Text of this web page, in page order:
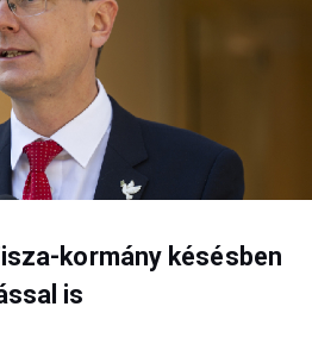
kormány késésben
is